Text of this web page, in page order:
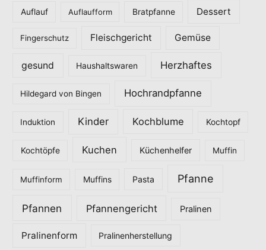
Auflauf Auflaufform Bratpfanne Dessert
Fingerschutz Fleischgericht Gemüse
gesund Haushaltswaren Herzhaftes
Hildegard von Bingen Hochrandpfanne
Induktion Kinder Kochblume Kochtopf
Kochtöpfe Kuchen Küchenhelfer Muffin
Muffinform Muffins Pasta Pfanne
Pfannen Pfannengericht Pralinen
Pralinenform Pralinenherstellung